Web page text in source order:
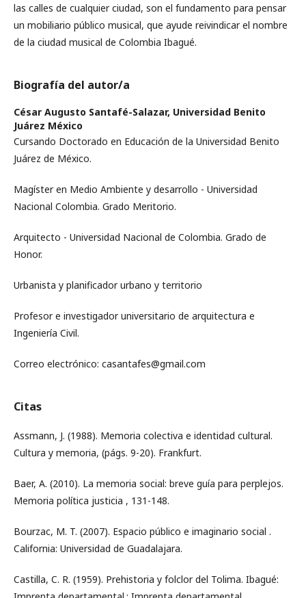
las calles de cualquier ciudad, son el fundamento para pensar
un mobiliario público musical, que ayude reivindicar el nombre
de la ciudad musical de Colombia Ibagué.
Biografía del autor/a
César Augusto Santafé-Salazar, Universidad Benito
Juárez México
Cursando Doctorado en Educación de la Universidad Benito
Juárez de México.
Magíster en Medio Ambiente y desarrollo - Universidad
Nacional Colombia. Grado Meritorio.
Arquitecto - Universidad Nacional de Colombia. Grado de
Honor.
Urbanista y planificador urbano y territorio
Profesor e investigador universitario de arquitectura e
Ingeniería Civil.
Correo electrónico: casantafes@gmail.com
Citas
Assmann, J. (1988). Memoria colectiva e identidad cultural.
Cultura y memoria, (págs. 9-20). Frankfurt.
Baer, A. (2010). La memoria social: breve guía para perplejos.
Memoria política justicia , 131-148.
Bourzac, M. T. (2007). Espacio público e imaginario social .
California: Universidad de Guadalajara.
Castilla, C. R. (1959). Prehistoria y folclor del Tolima. Ibagué: